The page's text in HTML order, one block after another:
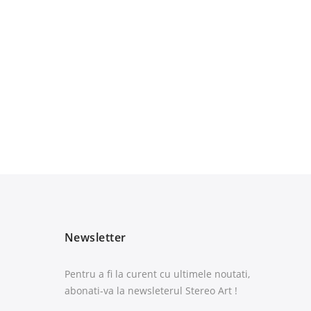
Newsletter
Pentru a fi la curent cu ultimele noutati,
abonati-va la newsleterul Stereo Art !